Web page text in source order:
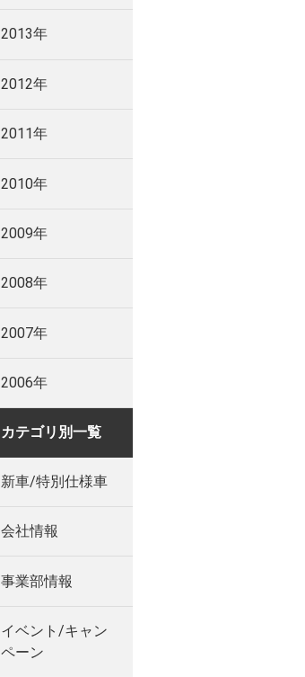
2013年
2012年
2011年
2010年
2009年
2008年
2007年
2006年
カテゴリ別一覧
新車/特別仕様車
会社情報
事業部情報
イベント/キャン
ペーン